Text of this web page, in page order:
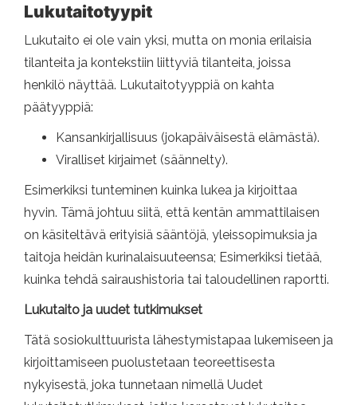
Lukutaitotyypit
Lukutaito ei ole vain yksi, mutta on monia erilaisia ​​
tilanteita ja kontekstiin liittyviä tilanteita, joissa
henkilö näyttää. Lukutaitotyyppiä on kahta
päätyyppiä:
Kansankirjallisuus (jokapäiväisestä elämästä).
Viralliset kirjaimet (säännelty).
Esimerkiksi tunteminen kuinka lukea ja kirjoittaa
hyvin. Tämä johtuu siitä, että kentän ammattilaisen
on käsiteltävä erityisiä sääntöjä, yleissopimuksia ja
taitoja heidän kurinalaisuuteensa; Esimerkiksi tietää,
kuinka tehdä sairaushistoria tai taloudellinen raportti.
Lukutaito ja uudet tutkimukset
Tätä sosiokulttuurista lähestymistapaa lukemiseen ja
kirjoittamiseen puolustetaan teoreettisesta
nykyisestä, joka tunnetaan nimellä Uudet